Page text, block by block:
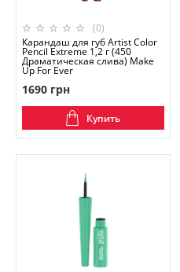
(0)
Карандаш для губ Artist Color
Pencil Extreme 1,2 г (450
Драматическая слива) Make
Up For Ever
1690 грн
Купить